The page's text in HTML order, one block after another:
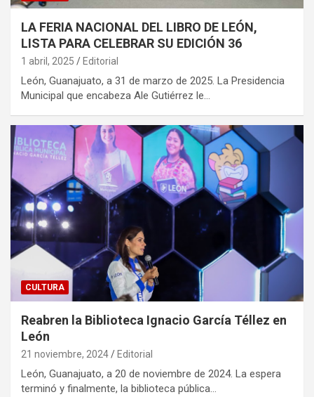
LA FERIA NACIONAL DEL LIBRO DE LEÓN,
LISTA PARA CELEBRAR SU EDICIÓN 36
1 abril, 2025 Editorial
León, Guanajuato, a 31 de marzo de 2025. La Presidencia
Municipal que encabeza Ale Gutiérrez le…
CULTURA
Reabren la Biblioteca Ignacio García Téllez en
León
21 noviembre, 2024 Editorial
León, Guanajuato, a 20 de noviembre de 2024. La espera
terminó y finalmente, la biblioteca pública…